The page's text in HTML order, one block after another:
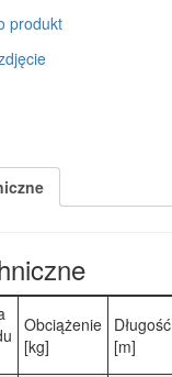
produkt
Obciążenie
[kg]
Długość
[m]